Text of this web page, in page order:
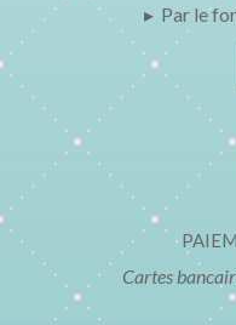
▸ Par le
Cartes